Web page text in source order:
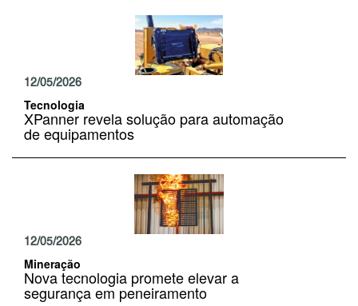
12/05/2026
Tecnologia
XPanner revela solução para automação
de equipamentos
12/05/2026
Mineração
Nova tecnologia promete elevar a
segurança em peneiramento